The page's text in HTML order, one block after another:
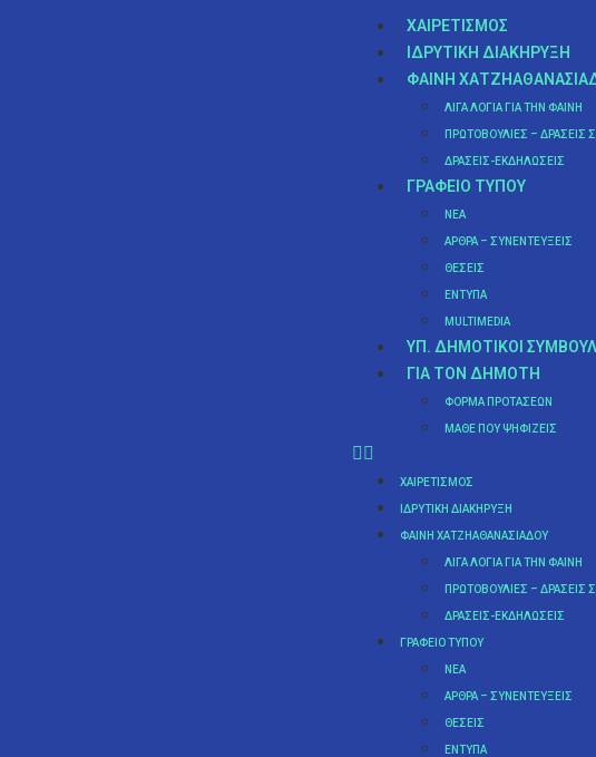
ΧΑΙΡΕΤΙΣΜΌΣ
ΙΔΡΥΤΙΚΉ ΔΙΑΚΉΡΥΞΗ
ΦΑΊΝΗ
ΛΊΓΑ ΛΌΓΙΑ ΓΙΑ ΤΗΝ ΦΑΊΝΗ
ΠΡΩΤΟΒΟΥΛΊΕΣ – ΔΡΆΣΕΙΣ
ΔΡΆΣΕΙΣ-ΕΚΔΗΛΏΣΕΙΣ
ΓΡΑΦΕΊΟ ΤΎΠΟΥ
ΝΈΑ
ΆΡΘΡΑ – ΣΥΝΕΝΤΕΎΞΕΙΣ
ΘΈΣΕΙΣ
ΈΝΤΥΠΑ
MULTIMEDIA
ΥΠ. ΔΗΜΟΤΙΚΟΊ
ΓΙΑ ΤΟΝ ΔΗΜΌΤΗ
ΦΌΡΜΑ ΠΡΟΤΆΣΕΩΝ
MΆΘΕ ΠΟΥ ΨΗΦΊΖΕΙΣ
ΧΑΙΡΕΤΙΣΜΌΣ
ΙΔΡΥΤΙΚΉ ΔΙΑΚΉΡΥΞΗ
ΦΑΊΝΗ ΧΑΤΖΗΑΘΑΝΑΣΙΆΔΟΥ
ΛΊΓΑ ΛΌΓΙΑ ΓΙΑ ΤΗΝ ΦΑΊΝΗ
ΠΡΩΤΟΒΟΥΛΊΕΣ – ΔΡΆΣΕΙΣ
ΔΡΆΣΕΙΣ-ΕΚΔΗΛΏΣΕΙΣ
ΓΡΑΦΕΊΟ ΤΎΠΟΥ
ΝΈΑ
ΆΡΘΡΑ – ΣΥΝΕΝΤΕΎΞΕΙΣ
ΘΈΣΕΙΣ
ΈΝΤΥΠΑ